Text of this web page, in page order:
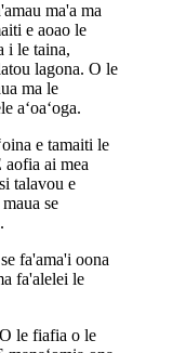
ma'a ma
e aoao le
i le taina,
lagona. O le
ma le
aʻoaʻoga.
e tamaiti le
aofia ai mea
talavou e
se
fa'ama'i oona
fa'alelei le
O le fiafia o le